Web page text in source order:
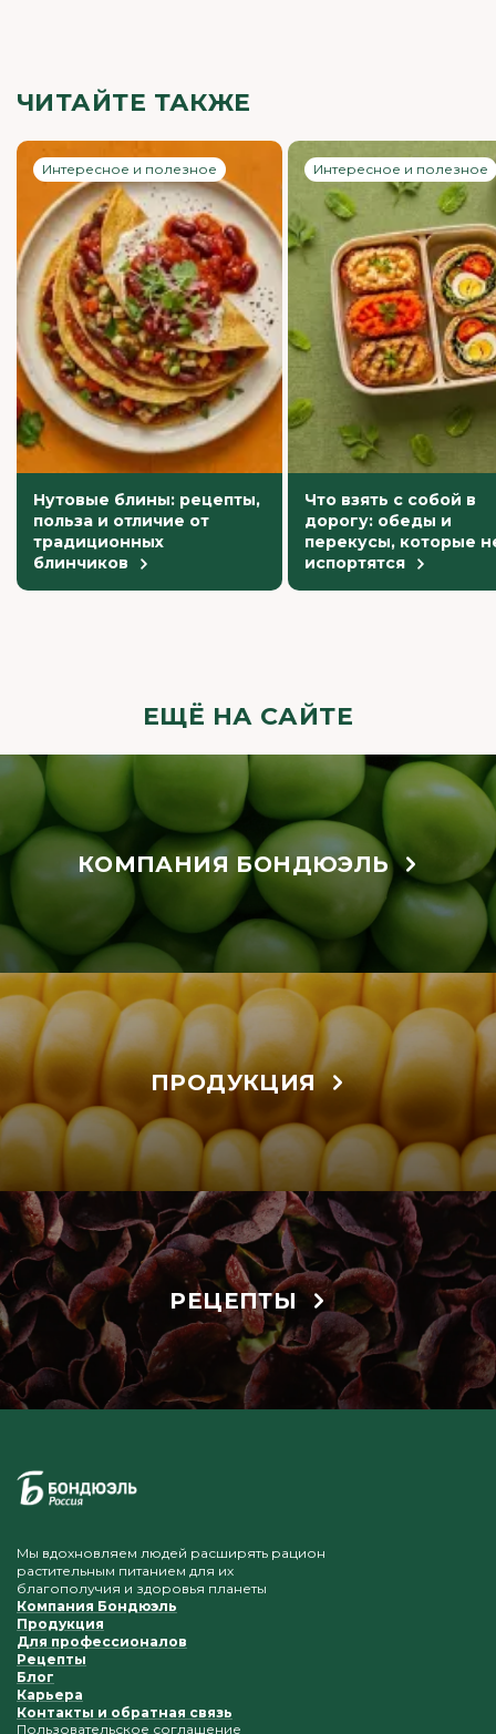
ЧИТАЙТЕ ТАКЖЕ
Интересное и полезное
Нутовые блины: рецепты,
польза и отличие от
традиционных
блинчиков
Интересное и полезное
Что взять с собой в
дорогу: обеды и
перекусы, которые
испортятся
ЕЩЁ НА САЙТЕ
КОМПАНИЯ БОНДЮЭЛЬ
ПРОДУКЦИЯ
РЕЦЕПТЫ
Мы вдохновляем людей расширять рацион
растительным питанием для их
благополучия и здоровья планеты
Компания Бондюэль
Продукция
Для профессионалов
Рецепты
Блог
Карьера
Контакты и обратная связь
Пользовательское соглашение